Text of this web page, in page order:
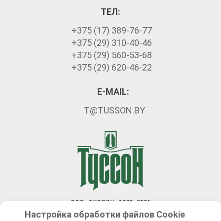
ООО «ТУССОН» 1992–2026
Разработка сайта — Новый сайт
Настройка обработки файлов Сookie
ТЕЛ:
+375 (17) 389-76-77
+375 (29) 310-40-46
+375 (29) 560-53-68
+375 (29) 620-46-22
E-MAIL:
T@TUSSON.BY